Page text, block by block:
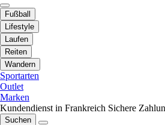
Fußball
Lifestyle
Laufen
Reiten
Wandern
Sportarten
Outlet
Marken
Kundendienst in Frankreich Sichere
Suchen